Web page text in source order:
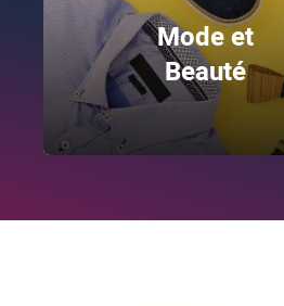
Mode et
Beauté